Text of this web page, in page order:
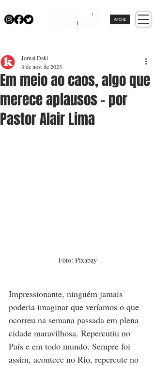
APOIE
Em meio ao caos, algo que
merece aplausos - por
Pastor Alair Lima
Jornal Daki
3 de nov. de 2023
Foto: Pixabay
Impressionante, ninguém jamais
poderia imaginar que veríamos o que
ocorreu na semana passada em plena
cidade maravilhosa. Repercutiu no
País e em todo mundo. Sempre foi
assim, acontece no Rio, repercute no